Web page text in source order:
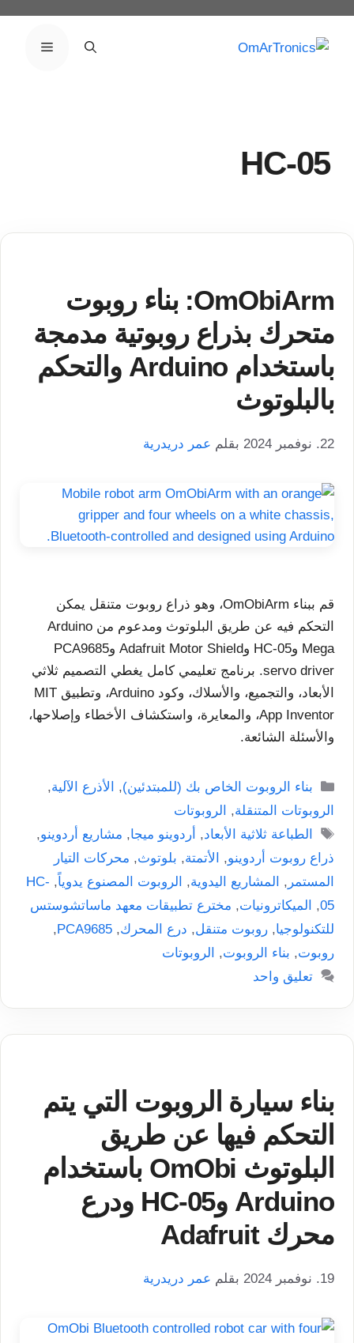
المحتوى
القائمة
HC-05
OmObiArm: بناء روبوت
متحرك بذراع روبوتية مدمجة
باستخدام Arduino والتحكم
بالبلوتوث
22. نوفمبر 2024 بقلم عمر دريدرية
قم ببناء OmObiArm، وهو ذراع روبوت متنقل يمكن
التحكم فيه عن طريق البلوتوث ومدعوم من Arduino
Mega وHC-05 وAdafruit Motor Shield وPCA9685
servo driver. برنامج تعليمي كامل يغطي التصميم ثلاثي
الأبعاد، والتجميع، والأسلاك، وكود Arduino، وتطبيق MIT
App Inventor، والمعايرة، واستكشاف الأخطاء وإصلاحها،
والأسئلة الشائعة.
التصنيفات
بناء الروبوت الخاص بك (للمبتدئين), الأذرع الآلية,
الروبوتات المتنقلة,
الروبوتات
الوسوم
الطباعة ثلاثية الأبعاد, أردوينو ميجا, مشاريع أردوينو,
ذراع روبوت أردوينو, الأتمتة, بلوتوث, محركات التيار
المستمر , المشاريع اليدوية, الروبوت المصنوع يدوياً,
HC-
05
, الميكاترونيات, مخترع تطبيقات معهد ماساتشوستس
للتكنولوجيا, روبوت متنقل, درع المحرك,
PCA9685
,
روبوت, بناء الروبوت,
الروبوتات
تعليق واحد
بناء سيارة الروبوت التي يتم
التحكم فيها عن طريق
البلوتوث OmObi باستخدام
Arduino وHC-05 ودرع
محرك Adafruit
19. نوفمبر 2024 بقلم عمر دريدرية